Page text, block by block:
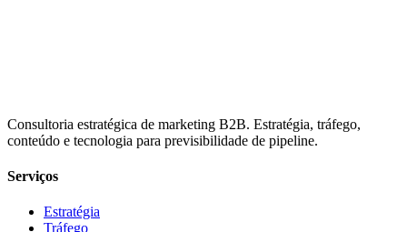
Consultoria estratégica de marketing B2B. Estratégia, tráfego,
conteúdo e tecnologia para previsibilidade de pipeline.
Serviços
Estratégia
Tráfego